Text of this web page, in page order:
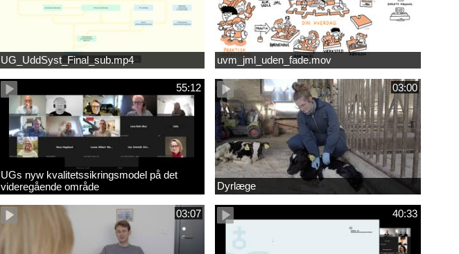
UG_UddSyst_Final_sub.mp4 uvm_jml_uden_fade.mov
55:12
UGs nyw kvalitetssikringsmodel på det
videregående område
03:00
Dyrlæge
03:07 40:33